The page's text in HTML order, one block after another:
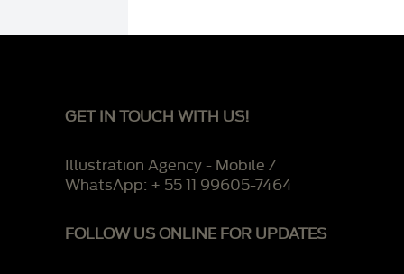
GET IN TOUCH WITH US!
Illustration Agency - Mobile /
WhatsApp: + 55 11 99605-7464
FOLLOW US ONLINE FOR UPDATES